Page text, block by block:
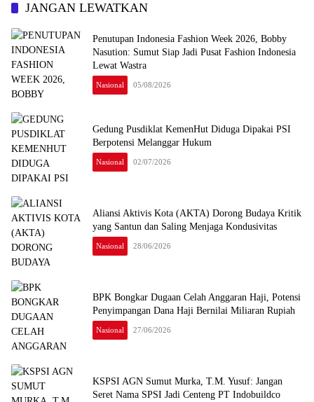
JANGAN LEWATKAN
Penutupan Indonesia Fashion Week 2026, Bobby
Nasution: Sumut Siap Jadi Pusat Fashion Indonesia
Lewat Wastra
Nasional 05/08/2026
Gedung Pusdiklat KemenHut Diduga Dipakai PSI
Berpotensi Melanggar Hukum
Nasional 02/07/2026
Aliansi Aktivis Kota (AKTA) Dorong Budaya Kritik
yang Santun dan Saling Menjaga Kondusivitas
Nasional 28/06/2026
BPK Bongkar Dugaan Celah Anggaran Haji, Potensi
Penyimpangan Dana Haji Bernilai Miliaran Rupiah
Nasional 27/06/2026
KSPSI AGN Sumut Murka, T.M. Yusuf: Jangan
Seret Nama SPSI Jadi Centeng PT Indobuildco